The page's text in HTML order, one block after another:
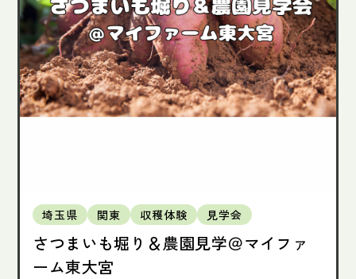
埼玉県 関東 収穫体験 見学会
さつまいも堀り＆農園見学＠マイファ
ーム東大宮